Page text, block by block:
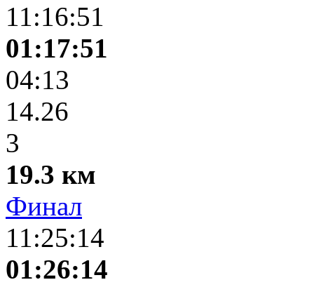
11:16:51
01:17:51
04:13
14.26
3
19.3 км
Финал
11:25:14
01:26:14